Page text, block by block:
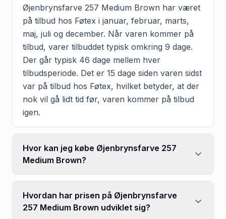
Øjenbrynsfarve 257 Medium Brown har været
på tilbud hos Føtex i januar, februar, marts,
maj, juli og december. Når varen kommer på
tilbud, varer tilbuddet typisk omkring 9 dage.
Der går typisk 46 dage mellem hver
tilbudsperiode. Det er 15 dage siden varen sidst
var på tilbud hos Føtex, hvilket betyder, at der
nok vil gå lidt tid før, varen kommer på tilbud
igen.
Hvor kan jeg købe Øjenbrynsfarve 257
Medium Brown?
Hvordan har prisen på Øjenbrynsfarve
257 Medium Brown udviklet sig?